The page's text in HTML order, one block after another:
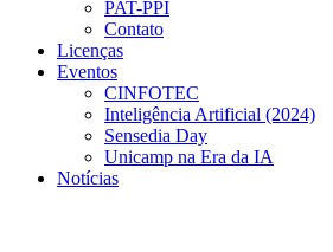
PAT-PPI
Contato
Licenças
Eventos
CINFOTEC
Inteligência Artificial (2024)
Sensedia Day
Unicamp na Era da IA
Notícias